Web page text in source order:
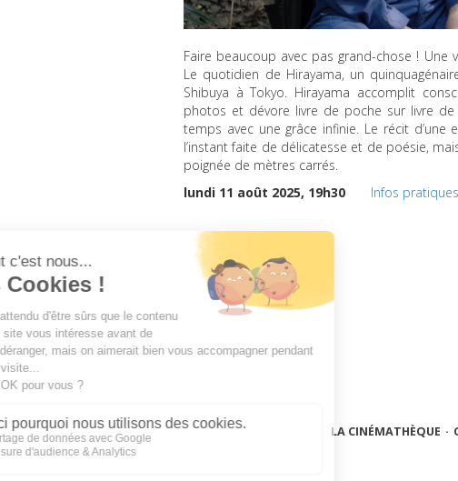
Faire beaucoup avec pas grand-chose !
Le quotidien de Hirayama, un
Shibuya à Tokyo. Hirayama accomplit
photos et dévore livre de poche sur livre
temps avec une grâce infinie. Le récit d’une
l’instant faite de délicatesse et de poésie,
poignée de mètres carrés.
lundi 11 août 2025, 19h30
Infos pratiques
LA CINÉMATHÈQUE ·